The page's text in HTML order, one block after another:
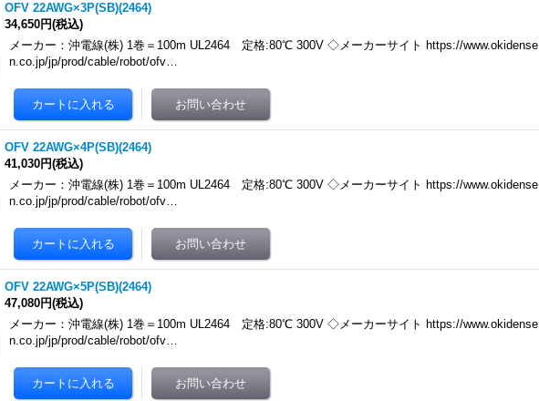
OFV 22AWG×3P(SB)(2464)
34,650円(税込)
メーカー：沖電線(株) 1巻＝100m UL2464 定格:80℃ 300V ◇メーカーサイト https://www.okidense
n.co.jp/jp/prod/cable/robot/ofv…
OFV 22AWG×4P(SB)(2464)
41,030円(税込)
メーカー：沖電線(株) 1巻＝100m UL2464 定格:80℃ 300V ◇メーカーサイト https://www.okidense
n.co.jp/jp/prod/cable/robot/ofv…
OFV 22AWG×5P(SB)(2464)
47,080円(税込)
メーカー：沖電線(株) 1巻＝100m UL2464 定格:80℃ 300V ◇メーカーサイト https://www.okidense
n.co.jp/jp/prod/cable/robot/ofv…